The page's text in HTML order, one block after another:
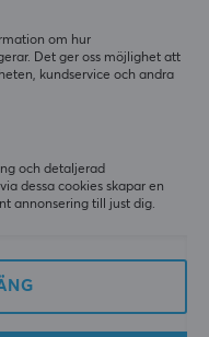
PRENUMERERA
om hur
Det ger oss möjlighet att
kundservice och andra
och detaljerad
dessa cookies skapar en
annonsering till just dig.